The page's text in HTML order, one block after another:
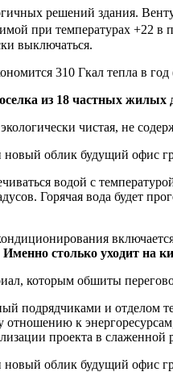
решений здания.
при температурах +22
выключаться.
310 Гкал тепла в
из 18 частных жилых
чистая, не
водой с
Горячая вода будет
Именно столько уходит на
которым обшиты
подрядчиками и отделом
отношению к
проекта в слаженной